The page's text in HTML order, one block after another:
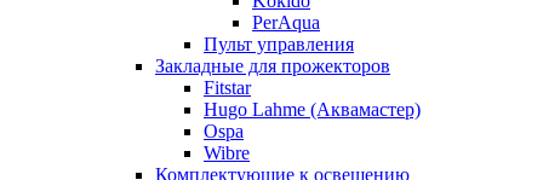
PerAqua
Пульт управления
Закладные для прожекторов
Fitstar
Hugo Lahme (Аквамастер)
Ospa
Wibre
Комплектующие к освещению